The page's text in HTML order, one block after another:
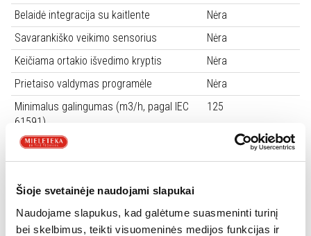
Šioje svetainėje naudojami slapukai
Naudojame slapukus, kad galėtume suasmeninti turinį
bei skelbimus, teikti visuomeninės medijos funkcijas ir
Belaidė integracija su kaitlente
Nėra
Savarankiško veikimo sensorius
Nėra
Keičiama ortakio išvedimo kryptis
Nėra
Prietaiso valdymas programėle
Nėra
Minimalus galingumas (m3/h, pagal IEC
61591)
125
Maksimalus galingumas (m3/h, pagal IEC
61591)
Galingumas padidintos galios rėžimu,
(m3/h, pagal IEC 61591)
Metinės energijos sąnaudos
45 kWh